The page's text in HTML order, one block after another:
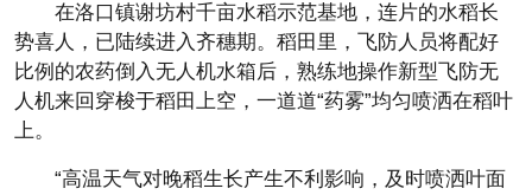
在洛口镇谢坊村千亩水稻示范基地，连片的水稻长
势喜人，已陆续进入齐穗期。稻田里，飞防人员将配好
比例的农药倒入无人机水箱后，熟练地操作新型飞防无
人机来回穿梭于稻田上空，一道道“药雾”均匀喷洒在稻叶
上。
“高温天气对晚稻生长产生不利影响，及时喷洒叶面